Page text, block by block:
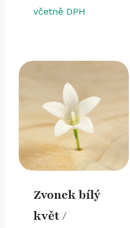
včetně DPH
Zvonek bílý
květ /